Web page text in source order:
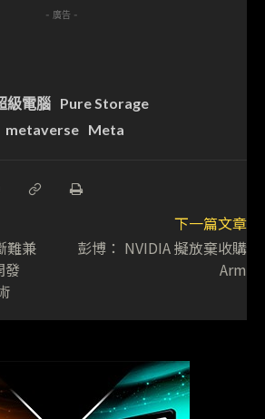
- 廣告 -
級電腦 Pure Storage
metaverse Meta
難兼
下一篇文章
彭博： NVIDIA 擬放棄收購
Arm